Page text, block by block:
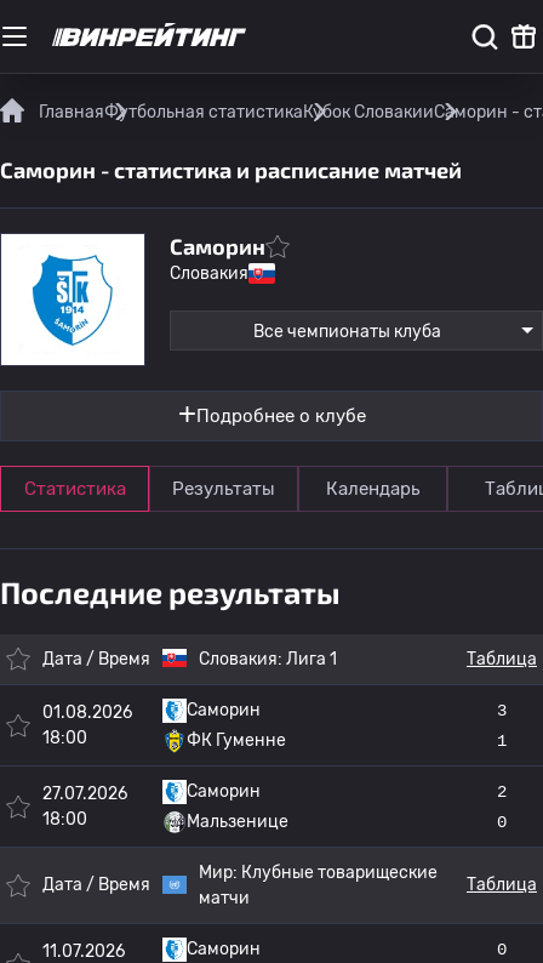
ГлавнаяФутбольная статистикаКубок СловакииСаморин -
Саморин - статистика и расписание матчей
Саморин
Словакия
Все чемпионаты клуба
Подробнее о клубе
Статистика Результаты Календарь
Последние результаты
Дата / Время Словакия: Лига 1 Таблица
01.08.2026
18:00
Саморин
ФК Гуменне
3
1
27.07.2026
18:00
Саморин
Мальзенице
2
0
Дата / Время
Мир: Клубные товарищеские
матчи
Таблица
11.07.2026
Саморин
0